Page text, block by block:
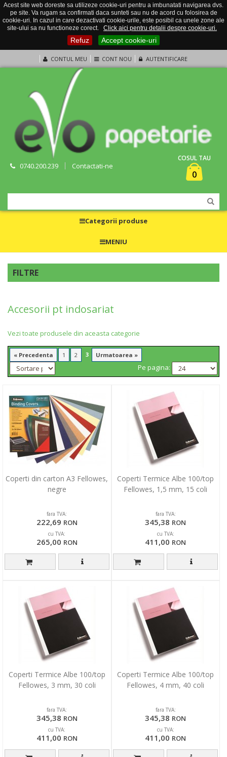
Acest site web doreste sa utilizeze cookie-uri pentru a imbunatati navigarea dvs.
pe site. Va rugam sa confirmati daca sunteti sau nu de acord cu folosirea de
cookie-uri. In cazul in care dezactivati cookie-urile, este posibil ca unele zone ale
site-ului sa nu functioneze corect.
Click aici pentru detalii despre cookie-uri.
Refuz Accept cookie-uri
CONTUL MEU CONT NOU AUTENTIFICARE
0740.200.239 Contactati-ne
COSUL TAU
0
Categorii produse
MENIU
FILTRE
Accesorii pt indosariat
Vezi toate produsele din aceasta categorie
« Precedenta 1 2 3 Urmatoarea »
Pe pagina:
Coperti din carton A3 Fellowes,
negre
fara TVA:
222,69 RON
cu TVA:
265,00 RON
Coperti Termice Albe 100/top
Fellowes, 1,5 mm, 15 coli
fara TVA:
345,38 RON
cu TVA:
411,00 RON
Coperti Termice Albe 100/top
Fellowes, 3 mm, 30 coli
fara TVA:
345,38 RON
cu TVA:
411,00 RON
Coperti Termice Albe 100/top
Fellowes, 4 mm, 40 coli
fara TVA:
345,38 RON
cu TVA:
411,00 RON